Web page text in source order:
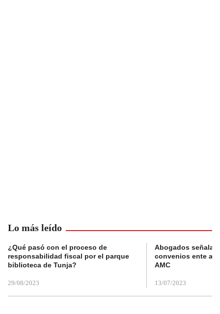
Lo más leído
¿Qué pasó con el proceso de
responsabilidad fiscal por el parque
biblioteca de Tunja?
29/08/2023
Abogados
convenios ente
AMC
13/07/2023